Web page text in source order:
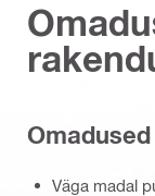
Omadused
Väga madal